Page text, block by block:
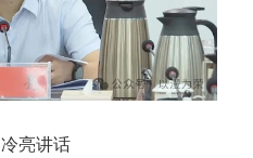
冷亮讲话